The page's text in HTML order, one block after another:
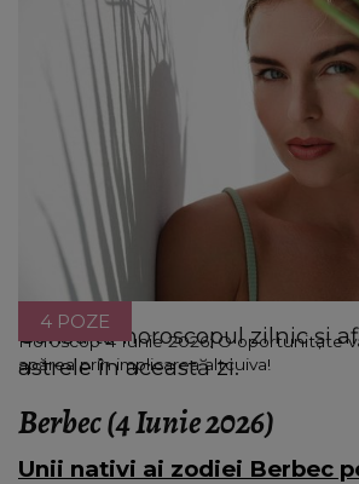
Horoscop 4 Iunie 2026: O oportunitate
apărea prin implicarea altcuiva!
4 POZE
Consultă horoscopul zilnic și
astrele în această zi.
Berbec (4 Iunie 2026)
Unii nativi ai zodiei Berbec